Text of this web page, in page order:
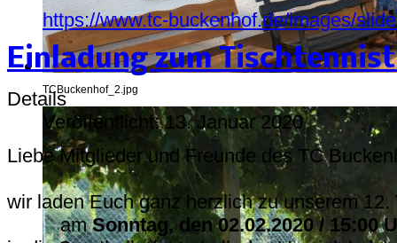
TCBuckenhof_2.jpg
https://www.tc-buckenhof.de/images/
Einladung zum
Details
Veröffentlicht: 13. Januar 2020
Liebe Mitglieder und Freunde des TC
wir laden Euch ganz herzlich zu unserem 12.
amSonntag, den 02.02.2020 / 15:00